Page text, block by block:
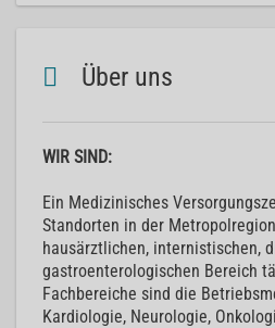
Über uns
WIR SIND:
Ein Medizinisches
Standorten in der
hausärztlichen, internistischen,
gastroenterologischen Bereich
Fachbereiche sind die
Kardiologie, Neurologie,